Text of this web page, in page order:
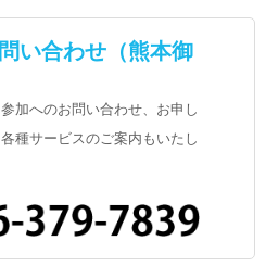
い合わせ（熊本御
加へのお問い合わせ、お申し
種サービスのご案内もいたし